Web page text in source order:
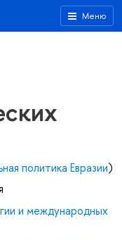
Меню
политика Евразии)
и международных